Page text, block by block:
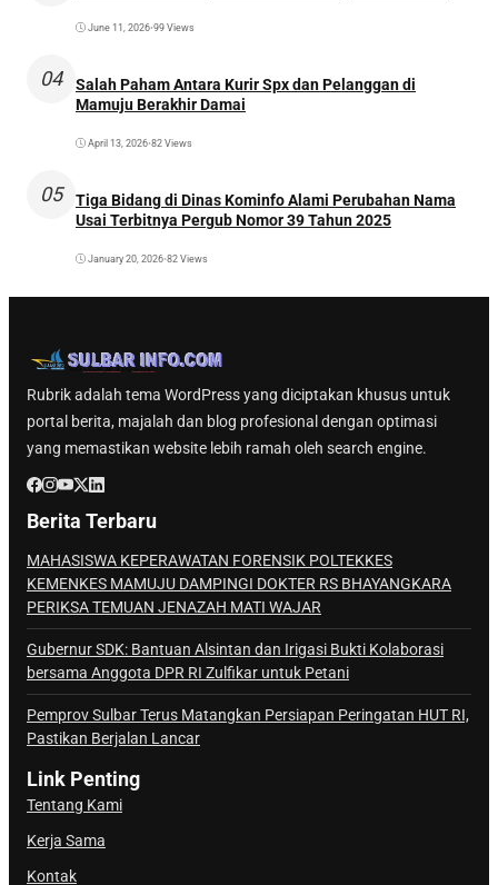
June 11, 2026•99 Views
04
Salah Paham Antara Kurir Spx dan Pelanggan di
Mamuju Berakhir Damai
April 13, 2026•82 Views
05
Tiga Bidang di Dinas Kominfo Alami Perubahan Nama
Usai Terbitnya Pergub Nomor 39 Tahun 2025
January 20, 2026•82 Views
Rubrik adalah tema WordPress yang diciptakan khusus untuk
portal berita, majalah dan blog profesional dengan optimasi
yang memastikan website lebih ramah oleh search engine.
Berita Terbaru
MAHASISWA KEPERAWATAN FORENSIK POLTEKKES
KEMENKES MAMUJU DAMPINGI DOKTER RS BHAYANGKARA
PERIKSA TEMUAN JENAZAH MATI WAJAR
Gubernur SDK: Bantuan Alsintan dan Irigasi Bukti Kolaborasi
bersama Anggota DPR RI Zulfikar untuk Petani
Pemprov Sulbar Terus Matangkan Persiapan Peringatan HUT RI,
Pastikan Berjalan Lancar
Link Penting
Tentang Kami
Kerja Sama
Kontak